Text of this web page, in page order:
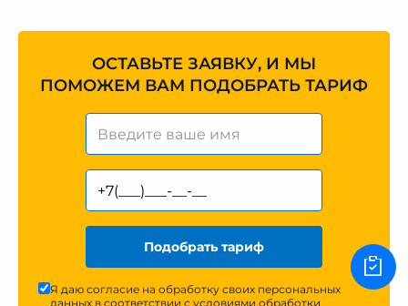
ОСТАВЬТЕ ЗАЯВКУ, И МЫ
ПОМОЖЕМ ВАМ ПОДОБРАТЬ ТАРИФ
Подобрать тариф
Я даю согласие на обработку своих персональных
данных в соответствии с условиями обработки